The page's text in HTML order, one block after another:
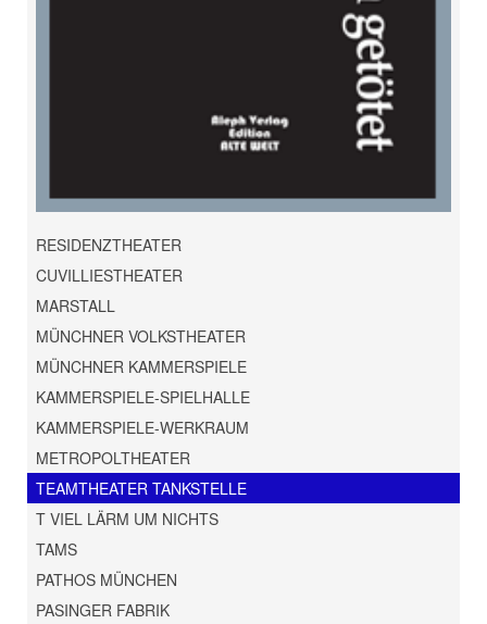
RESIDENZTHEATER
CUVILLIESTHEATER
MARSTALL
MÜNCHNER VOLKSTHEATER
MÜNCHNER KAMMERSPIELE
KAMMERSPIELE-SPIELHALLE
KAMMERSPIELE-WERKRAUM
METROPOLTHEATER
TEAMTHEATER TANKSTELLE
T VIEL LÄRM UM NICHTS
TAMS
PATHOS MÜNCHEN
PASINGER FABRIK